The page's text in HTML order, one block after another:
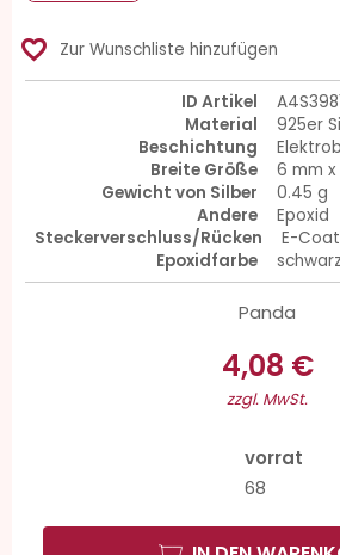
favorite_border Zur Wunschliste hinzufügen
ID Artikel
Material
925er
Beschichtung
Breite Größe
6 mm
Gewicht von Silber
0.45 g
Andere
Epoxid
Steckerverschluss/Rücken
E-Coat
Epoxidfarbe
Panda
4,08 €
zzgl. MwSt.
vorrat
68